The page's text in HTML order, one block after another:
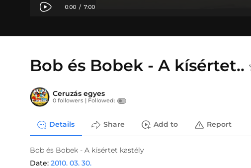
Bob és Bobek - A kísértet..
Ceruzás egyes
0 followers | Followed:
Details Share Add to Report
Bob és Bobek - A kísértet kastély
Date: 2010. 03. 30.